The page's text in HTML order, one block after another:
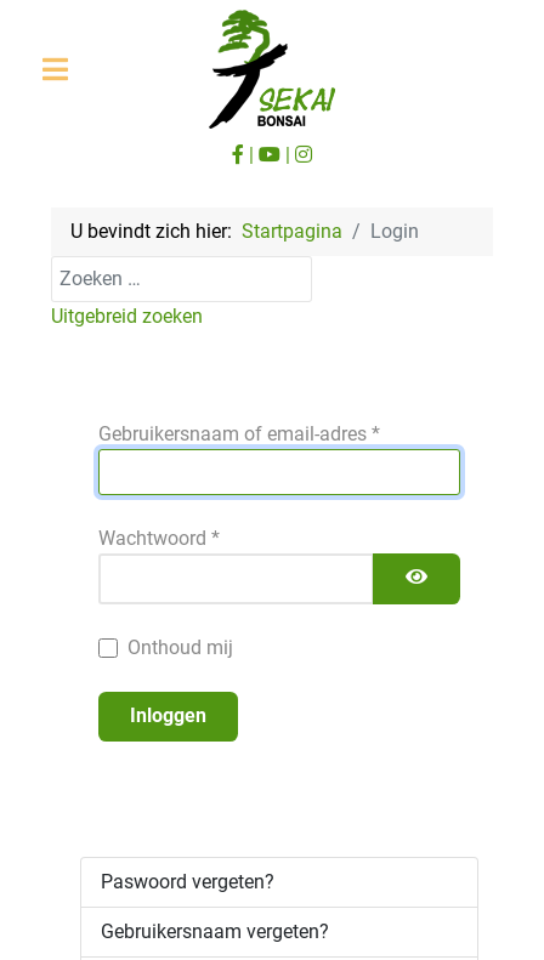
| |
U bevindt zich hier: Startpagina
Login
Zoeken
Uitgebreid zoeken
Gebruikersnaam of email-adres *
Wachtwoord *
Onthoud mij
Inloggen
Paswoord vergeten?
Gebruikersnaam vergeten?